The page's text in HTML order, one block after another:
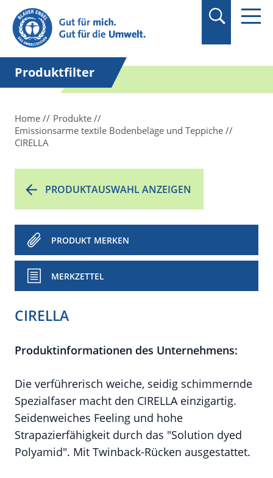
Suchbegriff in
Anführungszeichen
setzen.
Produktfilter
Home
Produkte
Emissionsarme textile Bodenbeläge und Teppiche
CIRELLA
PRODUKTAUSWAHL ANZEIGEN
PRODUKT MERKEN
MERKZETTEL
CIRELLA
Produktinformationen des Unternehmens:
Die verführerisch weiche, seidig schimmernde
Spezialfaser macht den CIRELLA einzigartig.
Seidenweiches Feeling und hohe
Strapazierfähigkeit durch das "Solution dyed
Polyamid". Mit Twinback-Rücken ausgestattet.